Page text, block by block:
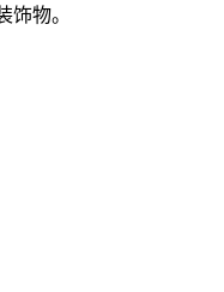
饰物。